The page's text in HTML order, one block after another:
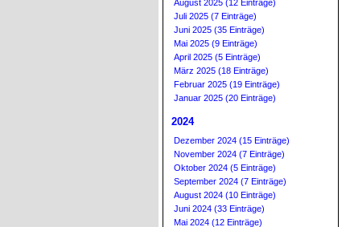
August 2025 (12 Einträge)
Juli 2025 (7 Einträge)
Juni 2025 (35 Einträge)
Mai 2025 (9 Einträge)
April 2025 (5 Einträge)
März 2025 (18 Einträge)
Februar 2025 (19 Einträge)
Januar 2025 (20 Einträge)
2024
Dezember 2024 (15 Einträge)
November 2024 (7 Einträge)
Oktober 2024 (5 Einträge)
September 2024 (7 Einträge)
August 2024 (10 Einträge)
Juni 2024 (33 Einträge)
Mai 2024 (12 Einträge)